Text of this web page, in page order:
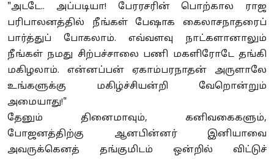
"அடடே.. அப்படியா! பேரரசரின் பொற்கால ராஜ
பரிபாலனத்தில் நீங்கள் பேஷாக கைலாசநாதரைப்
பார்த்துப் போகலாம். எவ்வளவு நாட்களானாலும்
நீங்கள் நமது சிற்பச்சாலை பணி மகளிரோடே தங்கி
மகிழலாம். என்னப்பன் ஏகாம்பரநாதன் அருளாலே
உங்களுக்கு மகிழ்ச்சியன்றி வேறொன்றும்
அமையாது!"
தேனும் தினைமாவும், கனிவகைகளும்,
போஜனத்திற்கு ஆனபின்னர் இனியாவை
அவருக்கெனத் தங்குமிடம் ஒன்றில் விட்டுச்